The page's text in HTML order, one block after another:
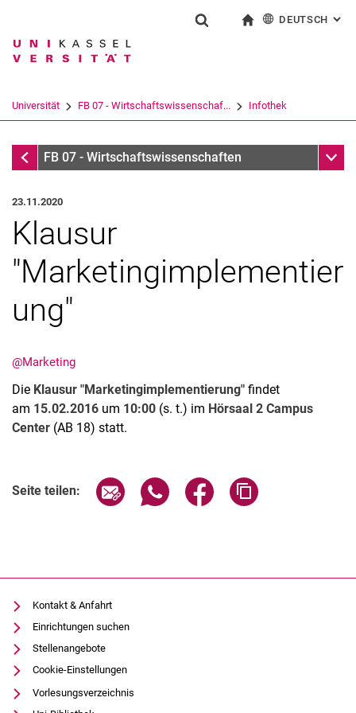
Springe direkt zu: Inhalt
Springe direkt zu: Suche
Springe direkt zu:
Suchbegriff
Suchen (öffnet externen Link in einem
DEUTSCH :
Universität FB 07 - Wirtschaftswissenschaf... Infothek
InfothekFB 07 - Wirtschaftswissenschaften
23.11.2020
Klausur
"Marketingimplementier
ung"
@Marketing
Die Klausur "Marketingimplementierung" findet
am 15.02.2016 um 10:00 (s. t.) im Hörsaal 2 Campus
Center (AB 18) statt.
Seite teilen: Seite über E-Mail teilen
Seite über WhatsApp teilen
Seite über Facebook
Kontakt & Anfahrt
Einrichtungen suchen
Stellenangebote
Cookie-Einstellungen
Vorlesungsverzeichnis